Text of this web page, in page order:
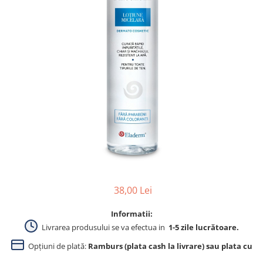
Produse pentru pete pigmentare
38,00 Lei
Informatii:
Livrarea produsului se va efectua in 1-5 zile lucrătoare.
Opțiuni de plată: Ramburs (plata cash la livrare) sau plata cu